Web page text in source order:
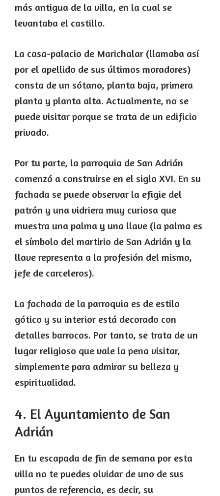
más antigua de la villa, en la cual se
levantaba el castillo.
La casa-palacio de Marichalar (llamaba así
por el apellido de sus últimos moradores)
consta de un sótano, planta baja, primera
planta y planta alta. Actualmente, no se
puede visitar porque se trata de un edificio
privado.
Por tu parte, la parroquia de San Adrián
comenzó a construirse en el siglo XVI. En su
fachada se puede observar la efigie del
patrón y una vidriera muy curiosa que
muestra una palma y una llave (la palma es
el símbolo del martirio de San Adrián y la
llave representa a la profesión del mismo,
jefe de carceleros).
La fachada de la parroquia es de estilo
gótico y su interior está decorado con
detalles barrocos. Por tanto, se trata de un
lugar religioso que vale la pena visitar,
simplemente para admirar su belleza y
espiritualidad.
4. El Ayuntamiento de San
Adrián
En tu escapada de fin de semana por esta
villa no te puedes olvidar de uno de sus
puntos de referencia, es decir, su